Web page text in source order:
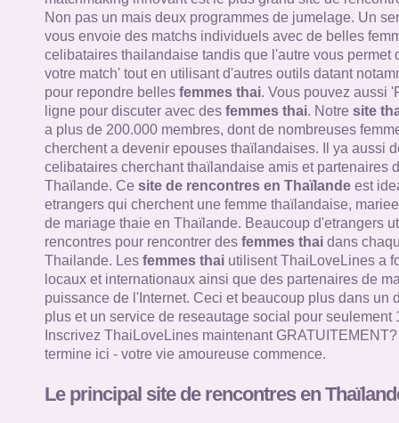
Non pas un mais deux programmes de jumelage. Un
vous envoie des matchs individuels avec de belles
celibataires thailandaise tandis que l'autre vous permet
votre match' tout en utilisant d'autres outils datant
pour repondre belles femmes thai. Vous pouvez aussi
ligne pour discuter avec des femmes thai. Notre site
a plus de 200.000 membres, dont de nombreuses
cherchent a devenir epouses thaïlandaises. Il ya aussi
celibataires cherchant thaïlandaise amis et partenaires
Thaïlande. Ce site de rencontres en Thaïlandeest
etrangers qui cherchent une femme thaïlandaise,
de mariage thaie en Thaïlande. Beaucoup d'etrangers
rencontres pour rencontrer des femmes thaidans
Thailande. Les femmes thaiutilisent ThaiLoveLines a
locaux et internationaux ainsi que des partenaires de
puissance de l'Internet. Ceci et beaucoup plus dans un
plus et un service de reseautage social pour seulement
Inscrivez ThaiLoveLines maintenant
termine ici - votre vie amoureuse commence.
Le principal site de rencontres en